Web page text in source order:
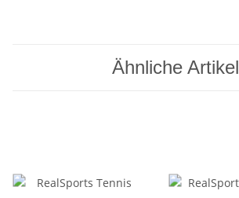
Ähnliche Artikel